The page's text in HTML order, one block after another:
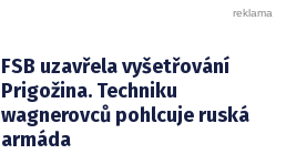
FSB uzavřela vyšetřování
Prigožina. Techniku
wagnerovců pohlcuje ruská
armáda